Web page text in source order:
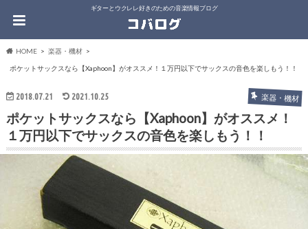
ギターとウクレレ好きのための音楽情報ブログ
HOME 楽器・機材
ポケットサックスなら【Xaphoon】がオススメ！１万円以下でサックスの音色を楽しもう！！
2018.07.21 2021.10.25 楽器・機材
ポケットサックスなら【Xaphoon】がオススメ！
１万円以下でサックスの音色を楽しもう！！